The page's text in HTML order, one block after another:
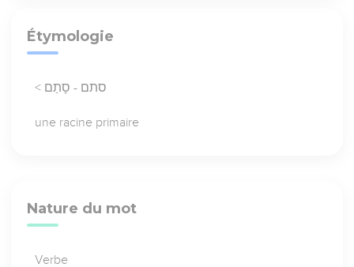
Étymologie
< סתם - סָתַם
une racine primaire
Nature du mot
Verbe